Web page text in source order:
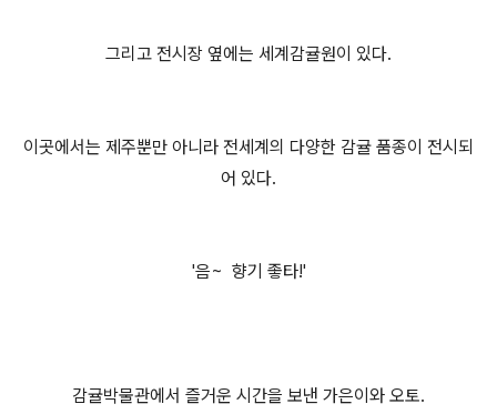
그리고 전시장 옆에는 세계감귤원이 있다.
이곳에서는 제주뿐만 아니라 전세계의 다양한 감귤 품종이 전시되
어 있다.
'음~ 향기 좋타!'
감귤박물관에서 즐거운 시간을 보낸 가은이와 오토.